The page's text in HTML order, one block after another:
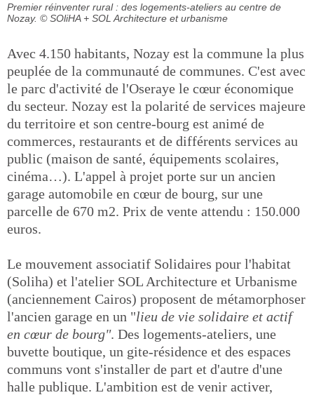
Premier réinventer rural : des logements-ateliers au centre de
Nozay. © SOliHA + SOL Architecture et urbanisme
Avec 4.150 habitants, Nozay est la commune la plus
peuplée de la communauté de communes. C'est avec
le parc d'activité de l'Oseraye le cœur économique
du secteur. Nozay est la polarité de services majeure
du territoire et son centre-bourg est animé de
commerces, restaurants et de différents services au
public (maison de santé, équipements scolaires,
cinéma…). L'appel à projet porte sur un ancien
garage automobile en cœur de bourg, sur une
parcelle de 670 m2. Prix de vente attendu : 150.000
euros.
Le mouvement associatif Solidaires pour l'habitat
(Soliha) et l'atelier SOL Architecture et Urbanisme
(anciennement Cairos) proposent de métamorphoser
l'ancien garage en un "lieu de vie solidaire et actif
en cœur de bourg". Des logements-ateliers, une
buvette boutique, un gite-résidence et des espaces
communs vont s'installer de part et d'autre d'une
halle publique. L'ambition est de venir activer,